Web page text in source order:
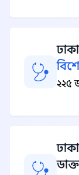
২২৫